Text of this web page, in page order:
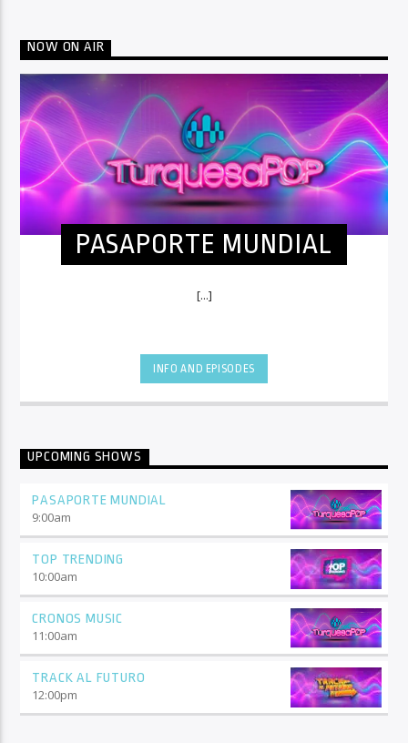
NOW ON AIR
PASAPORTE MUNDIAL
[...]
INFO AND EPISODES
UPCOMING SHOWS
PASAPORTE MUNDIAL
9:00am
TOP TRENDING
10:00am
CRONOS MUSIC
11:00am
TRACK AL FUTURO
12:00pm